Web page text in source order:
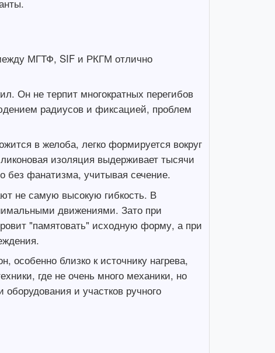
МГТФ, SIF и РКГМ отлично
Он не терпит многократных перегибов
радиусов и фиксацией, проблем
в желоба, легко формируется вокруг
изоляция выдерживает тысячи
фанатизма, учитывая сечение.
не самую высокую гибкость. В
движениями. Зато при
"памятовать" исходную форму, а при
особенно близко к источнику нагрева,
где не очень много механики, но
и участков ручного